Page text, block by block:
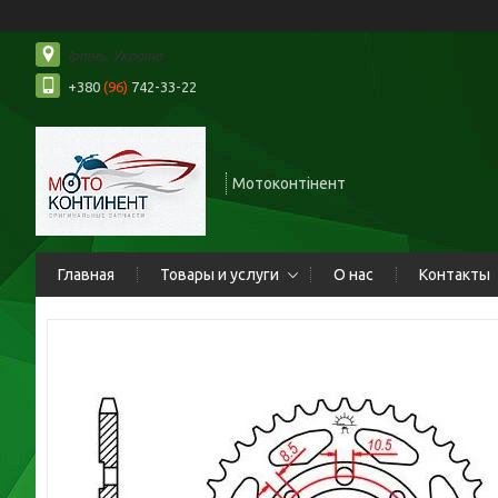
Ірпінь, Україна
+380 (96) 742-33-22
Мотоконтінент
Главная Товары и услуги О нас Контакты